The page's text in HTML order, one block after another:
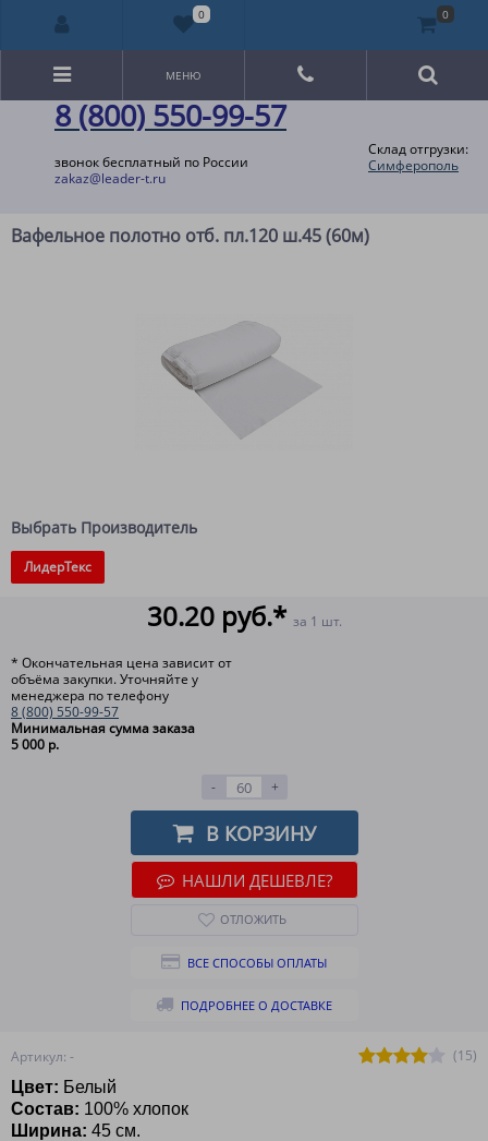
8 (800) 550-99-57
звонок бесплатный по России
zakaz@leader-t.ru
Склад отгрузки:
Симферополь
МЕНЮ
Вафельное полотно отб. пл.120 ш.45 (60м)
Артикул: -
(15)
Цвет: Белый
Состав: 100% хлопок
Ширина: 45 см.
Выбрать Производитель
ЛидерТекс
30.20 руб.* за 1 шт.
* Окончательная цена зависит от
объёма закупки. Уточняйте у
менеджера по телефону
8 (800) 550-99-57
Минимальная сумма заказа
5 000 р.
- +
В КОРЗИНУ
НАШЛИ ДЕШЕВЛЕ?
ОТЛОЖИТЬ
ВСЕ СПОСОБЫ ОПЛАТЫ
ПОДРОБНЕЕ О ДОСТАВКЕ
0 0